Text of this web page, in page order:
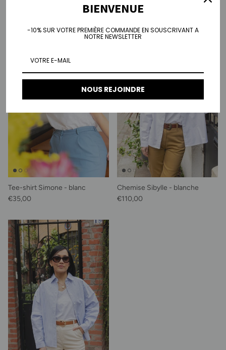
Prix habituel
€35,00
Tee-shirt Simone - blanc
Prix habituel
€35,00
Chemise Sibylle - blanche
Prix habituel
€110,00
BIENVENUE
-10% SUR VOTRE PREMIÈRE COMMANDE EN SOUSCRIVANT A
NOTRE NEWSLETTER
NOUS REJOINDRE